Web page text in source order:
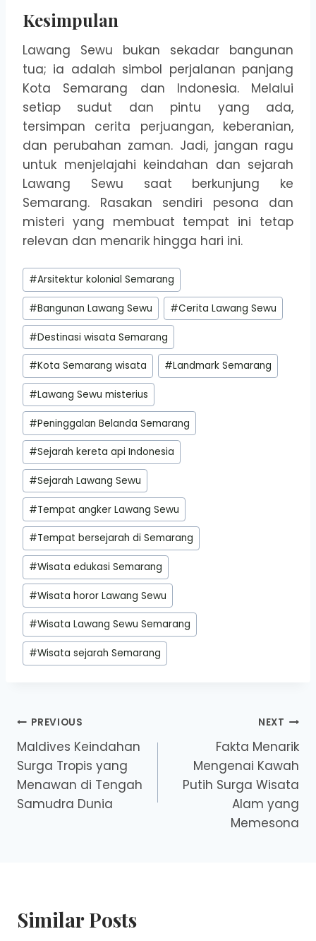
Kesimpulan
Lawang Sewu bukan sekadar bangunan
tua; ia adalah simbol perjalanan panjang
Kota Semarang dan Indonesia. Melalui
setiap sudut dan pintu yang ada,
tersimpan cerita perjuangan, keberanian,
dan perubahan zaman. Jadi, jangan ragu
untuk menjelajahi keindahan dan sejarah
Lawang Sewu saat berkunjung ke
Semarang. Rasakan sendiri pesona dan
misteri yang membuat tempat ini tetap
relevan dan menarik hingga hari ini.
Post
Tags:
#Arsitektur kolonial Semarang
#Bangunan Lawang Sewu #Cerita Lawang Sewu
#Destinasi wisata Semarang
#Kota Semarang wisata #Landmark Semarang
#Lawang Sewu misterius
#Peninggalan Belanda Semarang
#Sejarah kereta api Indonesia
#Sejarah Lawang Sewu
#Tempat angker Lawang Sewu
#Tempat bersejarah di Semarang
#Wisata edukasi Semarang
#Wisata horor Lawang Sewu
#Wisata Lawang Sewu Semarang
#Wisata sejarah Semarang
Post
navigation
PREVIOUS
Maldives Keindahan
Surga Tropis yang
Menawan di Tengah
Samudra Dunia
NEXT
Fakta Menarik
Mengenai Kawah
Putih Surga Wisata
Alam yang
Memesona
Similar Posts